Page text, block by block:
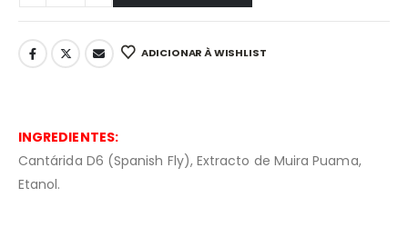
ADICIONAR À WISHLIST
INGREDIENTES:
Cantárida D6 (Spanish Fly), Extracto de Muira Puama,
Etanol.